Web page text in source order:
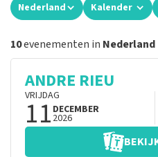
Nederland Kalender
10evenementen in Nederland
ANDRE RIEU
VRIJDAG
11 DECEMBER
2026